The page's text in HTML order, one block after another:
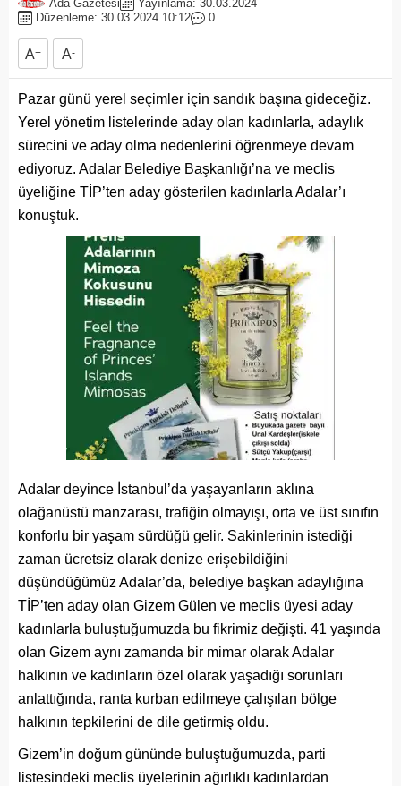
Ada Gazetesi
Yayınlama: 30.03.2024
Düzenleme: 30.03.2024 10:12
0
A+ A-
Pazar günü yerel seçimler için sandık başına gideceğiz.
Yerel yönetim listelerinde aday olan kadınlarla, adaylık
sürecini ve aday olma nedenlerini öğrenmeye devam
ediyoruz. Adalar Belediye Başkanlığı’na ve meclis
üyeliğine TİP’ten aday gösterilen kadınlarla Adalar’ı
konuştuk.
Adalar deyince İstanbul’da yaşayanların aklına
olağanüstü manzarası, trafiğin olmayışı, orta ve üst sınıfın
konforlu bir yaşam sürdüğü gelir. Sakinlerinin istediği
zaman ücretsiz olarak denize erişebildiğini
düşündüğümüz Adalar’da, belediye başkan adaylığına
TİP’ten aday olan Gizem Gülen ve meclis üyesi aday
kadınlarla buluştuğumuzda bu fikrimiz değişti. 41 yaşında
olan Gizem aynı zamanda bir mimar olarak Adalar
halkının ve kadınların özel olarak yaşadığı sorunları
anlattığında, ranta kurban edilmeye çalışılan bölge
halkının tepkilerini de dile getirmiş oldu.
Gizem’in doğum gününde buluştuğumuzda, parti
listesindeki meclis üyelerinin ağırlıklı kadınlardan